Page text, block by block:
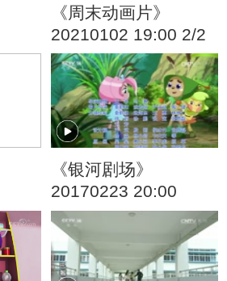
《周末动画片》
20210102 19:00 2/2
《银河剧场》
20170223 20:00